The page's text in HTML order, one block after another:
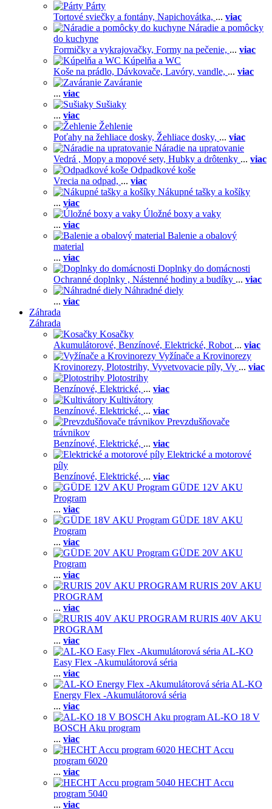
Párty
Tortové sviečky a fontány, Napichovátka, ... viac
Náradie a pomôcky
do kuchyne
Formičky a vykrajovačky, Formy na pečenie, ... viac
Kúpelňa a WC
Koše na prádlo, Dávkovače, Lavóry, vandle, ... viac
Zaváranie
... viac
Sušiaky
... viac
Žehlenie
Poťahy na žehliace dosky, Žehliace dosky, ... viac
Náradie na upratovanie
Vedrá , Mopy a mopové sety, Hubky a drôtenky ... viac
Odpadkové koše
Vrecia na odpad, ... viac
Nákupné tašky a košíky
... viac
Úložné boxy a vaky
... viac
Balenie a obalový
material
... viac
Doplnky do domácnosti
Ochranné doplnky , Nástenné hodiny a budíky ... viac
Náhradné diely
... viac
Záhrada
Záhrada
Kosačky
Akumulátorové, Benzínové, Elektrické, Robot ... viac
Vyžínače a Krovinorezy
Krovinorezy, Plotostrihy, Vyvetvovacie píly, Vy ... viac
Plotostrihy
Benzínové, Elektrické, ... viac
Kultivátory
Benzínové, Elektrické, ... viac
Prevzdušňovače
trávnikov
Benzínové, Elektrické, ... viac
Elektrické a motorové
píly
Benzínové, Elektrické, ... viac
GÜDE 12V AKU
Program
... viac
GÜDE 18V AKU
Program
... viac
GÜDE 20V AKU
Program
... viac
RURIS 20V AKU
PROGRAM
... viac
RURIS 40V AKU
PROGRAM
... viac
AL-KO
Easy Flex -Akumulátorová séria
... viac
AL-KO
Energy Flex -Akumulátorová séria
... viac
AL-KO 18 V
BOSCH Aku program
... viac
HECHT Accu
program 6020
... viac
HECHT Accu
program 5040
... viac